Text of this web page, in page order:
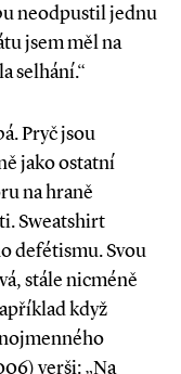
neodpustil jednu
jsem měl na
selhání.“
Pryč jsou
jako ostatní
na hraně
Sweatshirt
defétismu. Svou
stále nicméně
když
verši: „Na